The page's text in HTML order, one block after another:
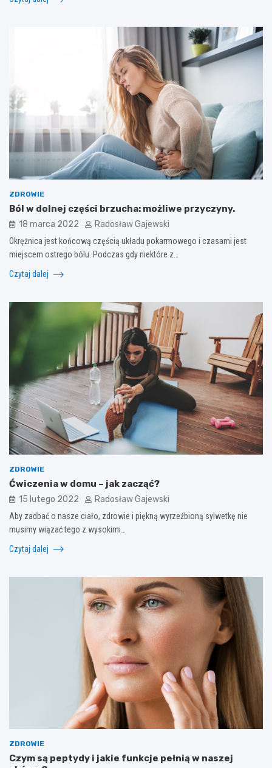
ZDROWIE
Ból w dolnej części brzucha: możliwe przyczyny.
18 marca 2022 Radosław Gajewski
Okrężnica jest końcową częścią układu pokarmowego i czasami jest
miejscem ostrego bólu. Podczas gdy niektóre z…
Czytaj dalej
ZDROWIE
Ćwiczenia w domu – jak zacząć?
15 lutego 2022 Radosław Gajewski
Aby zadbać o nasze ciało, zdrowie i piękną wyrzeźbioną sylwetkę nie
musimy wiązać tego z wysokimi…
Czytaj dalej
ZDROWIE
Czym są peptydy i jakie funkcje pełnią w naszej